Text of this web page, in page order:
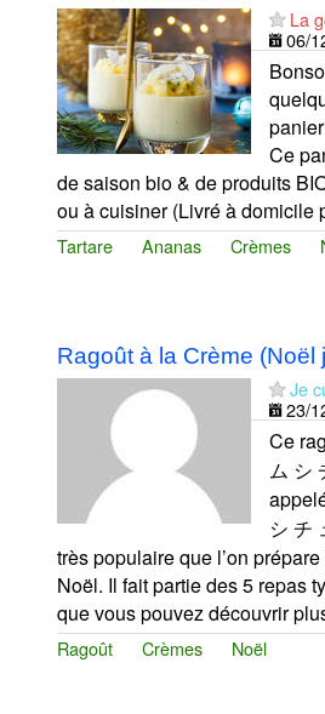
La
06/
Ce
de saison bio & de produits
ou à cuisiner (Livré à domicile
Tartare Ananas Crèmes
Ragoût à la Crème (Noël
Je
23/
Ce
ム シ
シ チ
très populaire que l’on
Noël. Il fait partie des 5 repas
que vous pouvez découvrir
Ragoût Crèmes Noël